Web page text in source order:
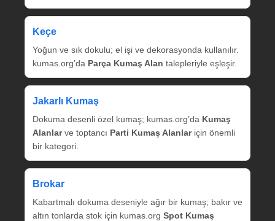
Keçe
Yoğun ve sık dokulu; el işi ve dekorasyonda kullanılır.
kumas.org’da Parça Kumaş Alan talepleriyle eşleşir.
Jakarlı Kumaş
Dokuma desenli özel kumaş; kumas.org’da Kumaş
Alanlarve toptancı Parti Kumaş Alanlariçin önemli
bir kategori.
Brokar
Kabartmalı dokuma deseniyle ağır bir kumaş; bakır ve
altın tonlarda stok için kumas.org Spot Kumaş